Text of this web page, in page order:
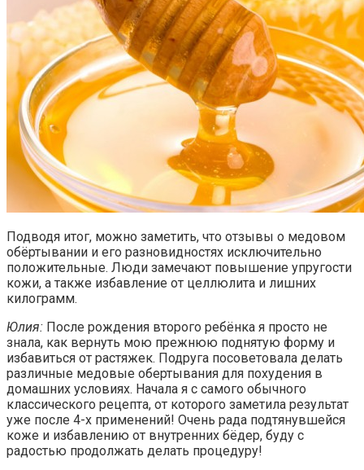
Подводя итог, можно заметить, что отзывы о медовом
обёртывании и его разновидностях исключительно
положительные. Люди замечают повышение упругости
кожи, а также избавление от целлюлита и лишних
килограмм.
Юлия: После рождения второго ребёнка я просто не
знала, как вернуть мою прежнюю поднятую форму и
избавиться от растяжек. Подруга посоветовала делать
различные медовые обертывания для похудения в
домашних условиях. Начала я с самого обычного
классического рецепта, от которого заметила результат
уже после 4-х применений! Очень рада подтянувшейся
коже и избавлению от внутренних бёдер, буду с
радостью продолжать делать процедуру!